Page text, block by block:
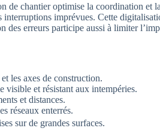
de chantier optimise la coordination et
imprévues. Cette
erreurs participe aussi à limiter
les axes de construction.
visible et résistant aux intempéries.
et distances.
réseaux enterrés.
sur de grandes surfaces.